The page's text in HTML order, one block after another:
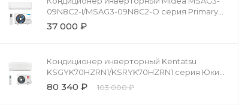
09N8C2-I/MSAG3-09N8C2-O серия Primary
Inverter
37 000 ₽
Кондиционер инверторный Kentatsu
KSGYK70HZRN1/KSRYK70HZRN1 серия Юки
(Yuki)
80 340 ₽ 103 000 ₽